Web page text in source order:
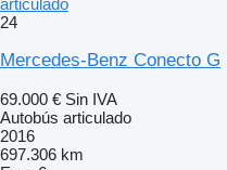
24
Mercedes-Benz Conecto G
69.000 € Sin IVA
Autobús articulado
2016
697.306 km